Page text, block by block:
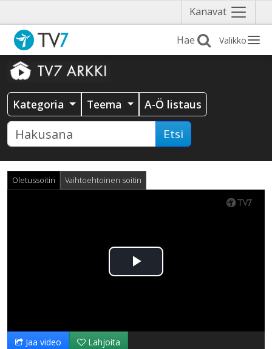
Kanavat Näytä
valikko
Valikko
Kategoria Teema A-Ö listaus
Etsi
Oletussoitin Vaihtoehtoinen soitin
Toista
Jaa video Lahjoita